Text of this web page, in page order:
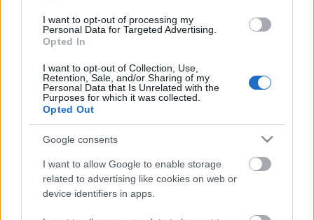
I want to opt-out of processing my
Personal Data for Targeted Advertising.
Opted In
I want to opt-out of Collection, Use,
Retention, Sale, and/or Sharing of my
Personal Data that Is Unrelated with the
Purposes for which it was collected.
Opted Out
Google consents
I want to allow Google to enable storage
related to advertising like cookies on web or
device identifiers in apps.
Országos hírek
FELHASZNÁLTA AZ EMBERISÉG A FÖLD EGÉSZ
ÉVRE ELEGENDŐ ERŐFORRÁSAIT
HIRDETÉS